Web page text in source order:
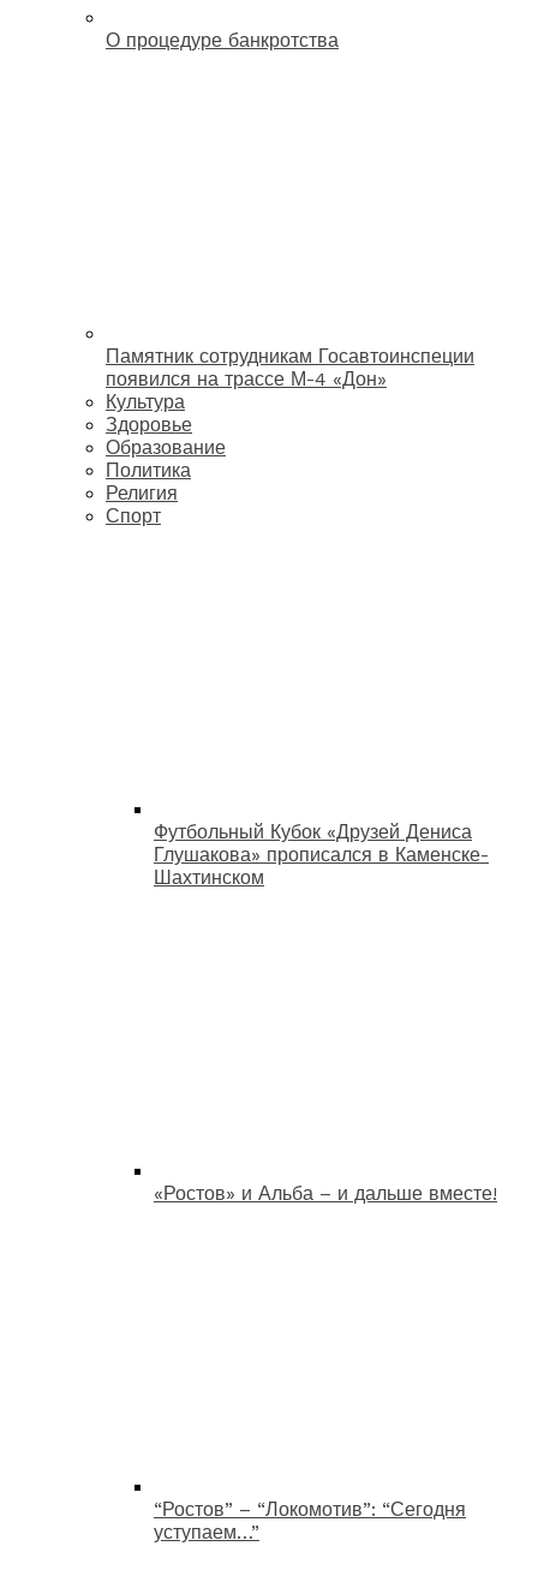
О процедуре банкротства
Памятник сотрудникам Госавтоинспеции
появился на трассе М-4 «Дон»
Культура
Здоровье
Образование
Политика
Религия
Спорт
Футбольный Кубок «Друзей Дениса
Глушакова» прописался в Каменске-
Шахтинском
«Ростов» и Альба – и дальше вместе!
“Ростов” – “Локомотив”: “Сегодня
уступаем…”